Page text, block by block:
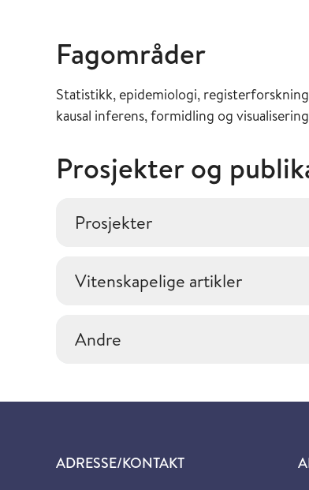
Fagområder
Statistikk, epidemiologi,
kausal inferens, formidling og
Prosjekter og
Prosjekter
Vitenskapelige artikler
Andre
ADRESSE/KONTAKT